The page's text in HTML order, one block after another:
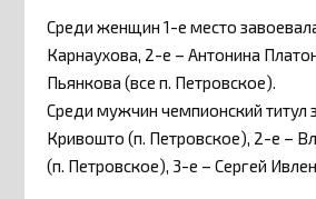
Среди женщин 1-е место
Карнаухова, 2-е – Антонина
Пьянкова (все п. Петровское).
Среди мужчин чемпионский титул
Кривошто (п. Петровское), 2-е –
(п. Петровское), 3-е – Сергей